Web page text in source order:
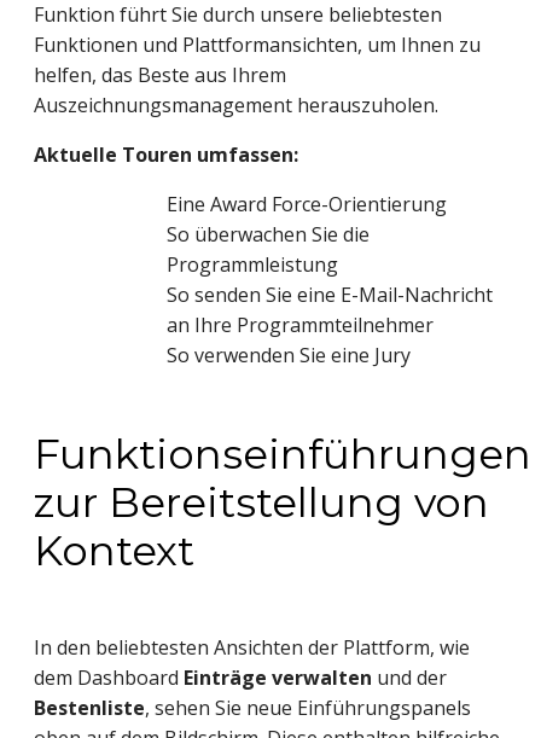
Funktion führt Sie durch unsere beliebtesten
Funktionen und Plattformansichten, um Ihnen zu
helfen, das Beste aus Ihrem
Auszeichnungsmanagement herauszuholen.
Aktuelle Touren umfassen:
Eine Award Force-Orientierung
So überwachen Sie die
Programmleistung
So senden Sie eine E-Mail-Nachricht
an Ihre Programmteilnehmer
So verwenden Sie eine Jury
Funktionseinführungen
zur Bereitstellung von
Kontext
In den beliebtesten Ansichten der Plattform, wie
dem Dashboard Einträge verwalten und der
Bestenliste, sehen Sie neue Einführungspanels